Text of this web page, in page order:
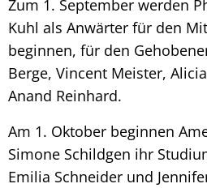
Zum 1. September werden
Kuhl als Anwärter für den
beginnen, für den
Berge, Vincent Meister,
Anand Reinhard.
Am 1. Oktober beginnen
Simone Schildgen ihr
Emilia Schneider und